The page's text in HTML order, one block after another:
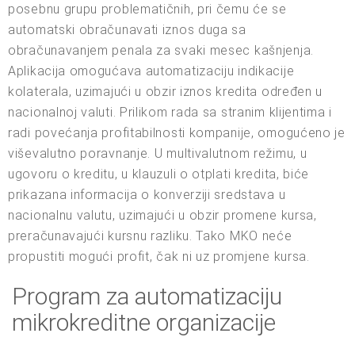
posebnu grupu problematičnih, pri čemu će se
automatski obračunavati iznos duga sa
obračunavanjem penala za svaki mesec kašnjenja.
Aplikacija omogućava automatizaciju indikacije
kolaterala, uzimajući u obzir iznos kredita određen u
nacionalnoj valuti. Prilikom rada sa stranim klijentima i
radi povećanja profitabilnosti kompanije, omogućeno je
viševalutno poravnanje. U multivalutnom režimu, u
ugovoru o kreditu, u klauzuli o otplati kredita, biće
prikazana informacija o konverziji sredstava u
nacionalnu valutu, uzimajući u obzir promene kursa,
preračunavajući kursnu razliku. Tako MKO neće
propustiti mogući profit, čak ni uz promjene kursa.
Program za automatizaciju
mikrokreditne organizacije